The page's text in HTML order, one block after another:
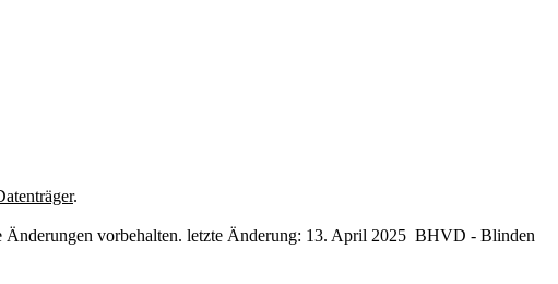
.
Änderungen vorbehalten. letzte Änderung: 13. April 2025 BHVD - Blinden